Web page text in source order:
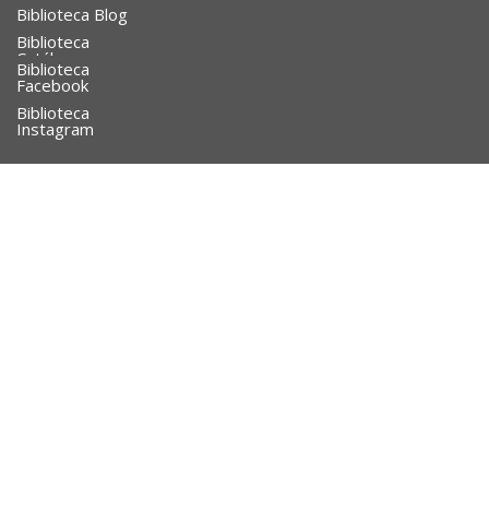
Biblioteca Blog
Biblioteca
Catálogo
Biblioteca
Facebook
Biblioteca
Instagram